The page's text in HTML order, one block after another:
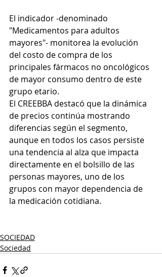
El indicador -denominado
"Medicamentos para adultos
mayores"- monitorea la evolución
del costo de compra de los
principales fármacos no oncológicos
de mayor consumo dentro de este
grupo etario.
El CREEBBA destacó que la dinámica
de precios continúa mostrando
diferencias según el segmento,
aunque en todos los casos persiste
una tendencia al alza que impacta
directamente en el bolsillo de las
personas mayores, uno de los
grupos con mayor dependencia de
la medicación cotidiana.
SOCIEDAD
Sociedad